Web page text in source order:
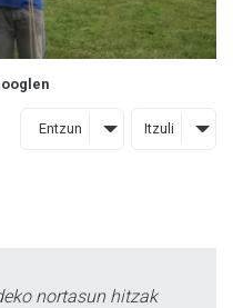
Entzun Itzuli
nortasun hitzak